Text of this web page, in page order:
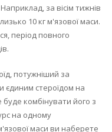
за вісім тижнів
10 кг м'язової маси.
період повного
потужніший за
єдиним стероїдом на
комбінувати його з
на одному
маси ви наберете